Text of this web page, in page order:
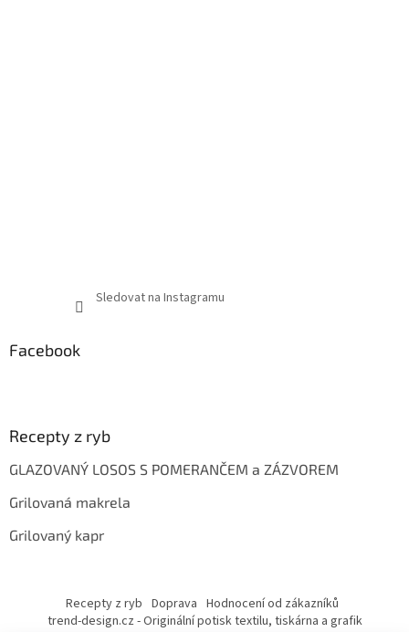
Sledovat na Instagramu
Facebook
Recepty z ryb
GLAZOVANÝ LOSOS S POMERANČEM a ZÁZVOREM
Grilovaná makrela
Grilovaný kapr
Recepty z ryb Doprava Hodnocení od zákazníků
trend-design.cz - Originální potisk textilu, tiskárna a grafik